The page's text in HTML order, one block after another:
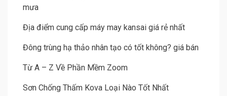
mưa
Địa điểm cung cấp máy may kansai giá rẻ nhất
Đông trùng hạ thảo nhân tạo có tốt không? giá bán
Từ A – Z Về Phần Mềm Zoom
Sơn Chống Thấm Kova Loại Nào Tốt Nhất